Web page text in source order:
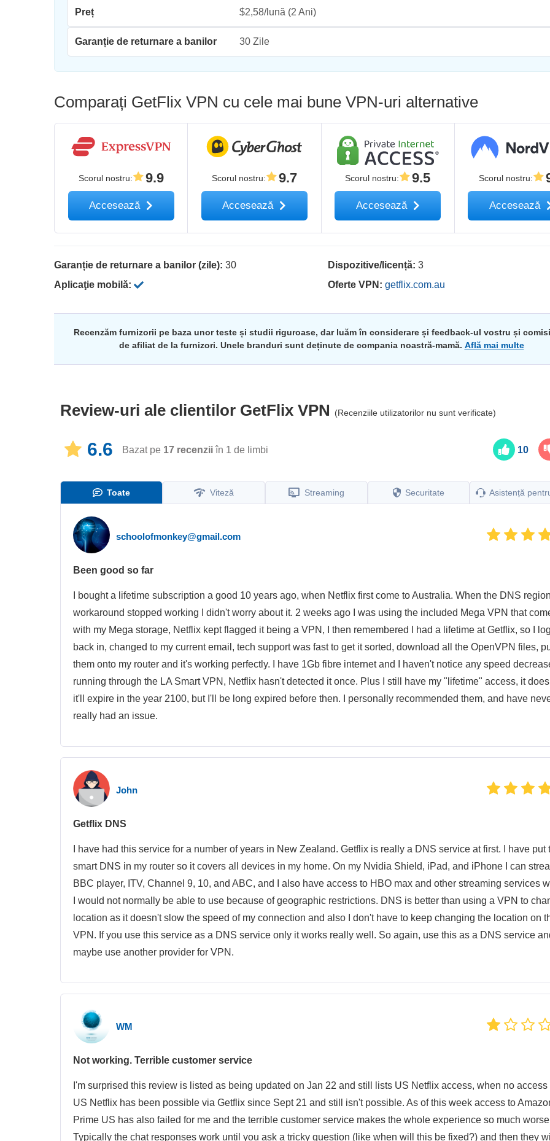
Preț $2,58/lună (2 Ani)
Garanție de returnare a banilor 30 Zile
Comparați GetFlix VPN cu cele mai bune VPN-uri alternative
Scorul nostru: 9.9
Accesează
Scorul nostru: 9.7
Accesează
Scorul nostru: 9.5
Accesează
Scorul nostru:
Accesează
Garanție de returnare a banilor (zile): 30
Aplicaţie mobilă:
Dispozitive/licență: 3
Oferte VPN: getflix.com.au
Recenzăm furnizorii pe baza unor teste și studii riguroase, dar luăm în considerare și feedback-ul vostru și
de afiliat de la furnizori. Unele branduri sunt deținute de compania noastră-mamă. Află mai multe
Review-uri ale clientilor GetFlix VPN (Recenziile utilizatorilor nu sunt verificate)
6.6 Bazat pe 17 recenzii în 1 de limbi​ 10
Toate Viteză Streaming Securitate Asistență
schoolofmonkey@gmail.com
Been good so far
I bought a lifetime subscription a good 10 years ago, when Netflix first come to Australia. When the DNS
workaround stopped working I didn't worry about it. 2 weeks ago I was using the included Mega VPN that
with my Mega storage, Netflix kept flagged it being a VPN, I then remembered I had a lifetime at Getflix, so I
back in, changed to my current email, tech support was fast to get it sorted, download all the OpenVPN files,
them onto my router and it's working perfectly. I have 1Gb fibre internet and I haven't notice any speed
running through the LA Smart VPN, Netflix hasn't detected it once. Plus I still have my "lifetime" access, it
it'll expire in the year 2100, but I'll be long expired before then. I personally recommended them, and have
really had an issue.
John
Getflix DNS
I have had this service for a number of years in New Zealand. Getflix is really a DNS service at first. I have put
smart DNS in my router so it covers all devices in my home. On my Nvidia Shield, iPad, and iPhone I can
BBC player, ITV, Channel 9, 10, and ABC, and I also have access to HBO max and other streaming services
I would not normally be able to use because of geographic restrictions. DNS is better than using a VPN to
location as it doesn't slow the speed of my connection and also I don't have to keep changing the location on
VPN. If you use this service as a DNS service only it works really well. So again, use this as a DNS service
maybe use another provider for VPN.
WM
Not working. Terrible customer service
I'm surprised this review is listed as being updated on Jan 22 and still lists US Netflix access, when no access
US Netflix has been possible via Getflix since Sept 21 and still isn't possible. As of this week access to
Prime US has also failed for me and the terrible customer service makes the whole experience so much
Typically the chat responses work until you ask a tricky question (like when will this be fixed?) and then they